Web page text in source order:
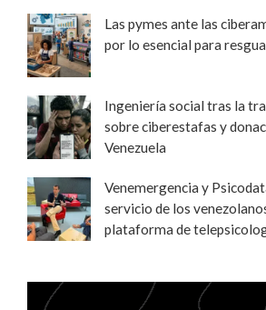
Las pymes ante las
por lo esencial para
Ingeniería social tras la
sobre ciberestafas y
Venezuela
Venemergencia y
servicio de los
plataforma de